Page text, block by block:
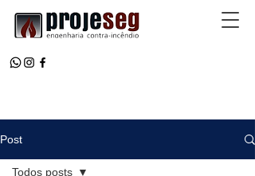
Post
Todos posts